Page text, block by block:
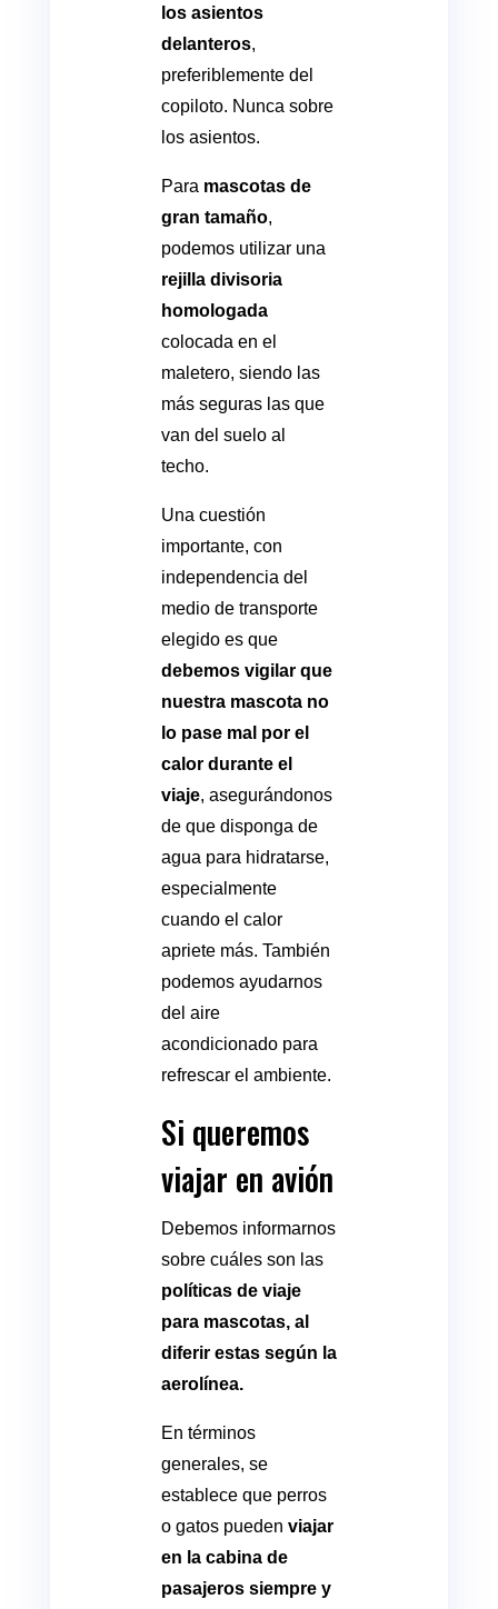
los asientos
delanteros,
preferiblemente del
copiloto. Nunca sobre
los asientos.
Para mascotas de
gran tamaño,
podemos utilizar una
rejilla divisoria
homologada
colocada en el
maletero, siendo las
más seguras las que
van del suelo al
techo.
Una cuestión
importante, con
independencia del
medio de transporte
elegido es que
debemos vigilar que
nuestra mascota no
lo pase mal por el
calor durante el
viaje, asegurándonos
de que disponga de
agua para hidratarse,
especialmente
cuando el calor
apriete más. También
podemos ayudarnos
del aire
acondicionado para
refrescar el ambiente.
Si queremos
viajar en avión
Debemos informarnos
sobre cuáles son las
políticas de viaje
para mascotas, al
diferir estas según la
aerolínea.
En términos
generales, se
establece que perros
o gatos pueden viajar
en la cabina de
pasajeros siempre y